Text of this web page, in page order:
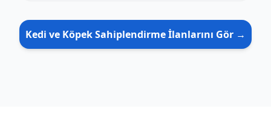
Kedi ve Köpek Sahiplendirme İlanlarını Gör →